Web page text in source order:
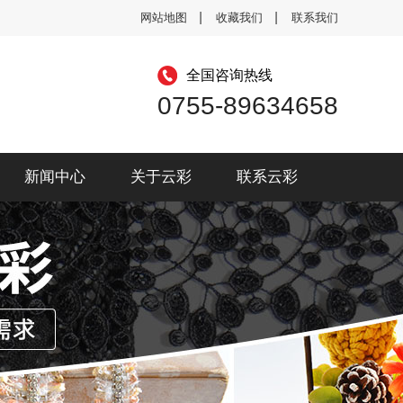
网站地图 收藏我们 联系我们
全国咨询热线
0755-89634658
新闻中心 关于云彩 联系云彩